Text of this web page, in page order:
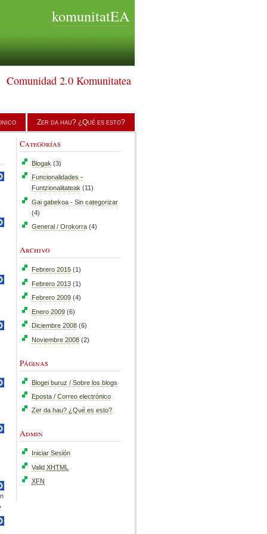
komunitatEA
Comunidad 2.0 Komunitatea
Zer da hau? ¿Qué es esto?
Categorías
Blogak (3)
Funcionalidades -
Funtzionalitateak (11)
Gai gabekoa - Sin categorizar
(4)
General / Orokorra (4)
Archivo
Febrero 2015 (1)
Febrero 2013 (1)
Febrero 2009 (4)
Enero 2009 (6)
Diciembre 2008 (6)
Noviembre 2008 (2)
Páginas
Blogei buruz / Sobre los blogs
Eposta / Correo electrónico
Zer da hau? ¿Qué es esto?
Admin
Iniciar Sesión
Valid XHTML
XFN